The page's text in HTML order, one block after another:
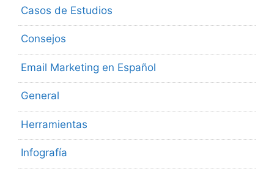
Casos de Estudios
Consejos
Email Marketing en Español
General
Herramientas
Infografía